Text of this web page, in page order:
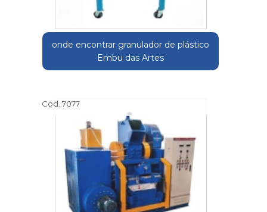
onde encontrar granulador de plástico
Embu das Artes
Cod.:7077